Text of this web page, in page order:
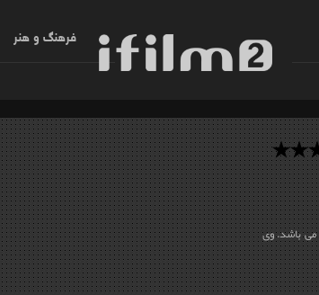
فرهنگ و هنر
خیام وقار کاشانی بازیگر جوان ایرانی زاده ۱ اسد/مرداد ۱۳۶۰ می باشد. وی